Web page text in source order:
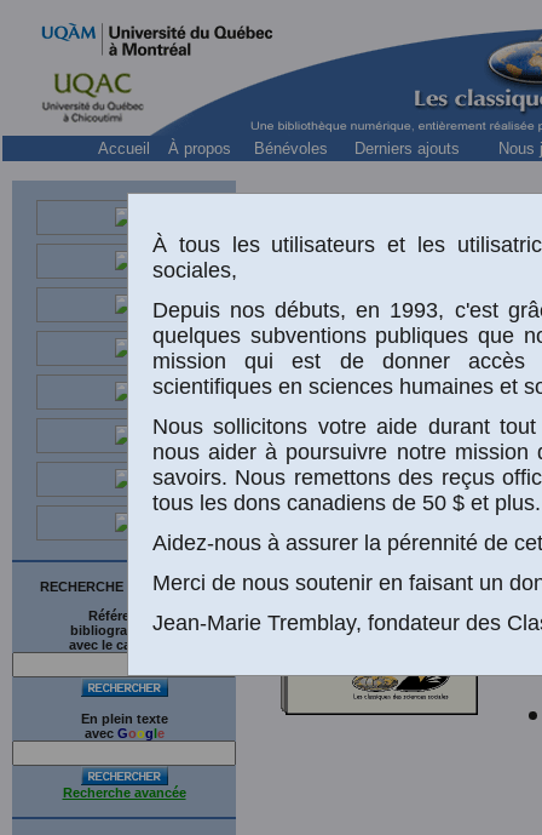
Accueil À propos Bénévoles Derniers ajouts Nous
RECHERCHE SUR LE SITE
Références
bibliographiques
avec le catalogue
En plein texte
avec Google
Recherche avancée
Émile
“
À tous les utilisateurs et les
sociales,
Depuis nos débuts, en 1993, c'est
quelques subventions publiques que
mission qui est de donner accès
scientifiques en sciences humaines et
Nous sollicitons votre aide durant
nous aider à poursuivre notre mission
savoirs. Nous remettons des reçus
tous les dons canadiens de 50 $ et plus.
Aidez-nous à assurer la pérennité de
Merci de nous soutenir en faisant un
Jean-Marie Tremblay, fondateur des